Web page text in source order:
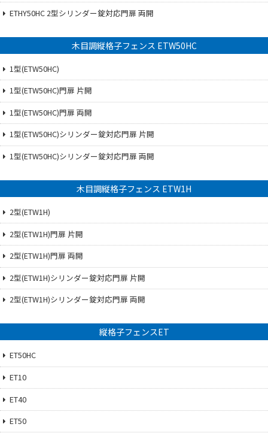
ETHY50HC 2型シリンダー錠対応門扉 両開
木目調縦格子フェンス ETW50HC
1型(ETW50HC)
1型(ETW50HC)門扉 片開
1型(ETW50HC)門扉 両開
1型(ETW50HC)シリンダー錠対応門扉 片開
1型(ETW50HC)シリンダー錠対応門扉 両開
木目調縦格子フェンス ETW1H
2型(ETW1H)
2型(ETW1H)門扉 片開
2型(ETW1H)門扉 両開
2型(ETW1H)シリンダー錠対応門扉 片開
2型(ETW1H)シリンダー錠対応門扉 両開
縦格子フェンスET
ET50HC
ET10
ET40
ET50